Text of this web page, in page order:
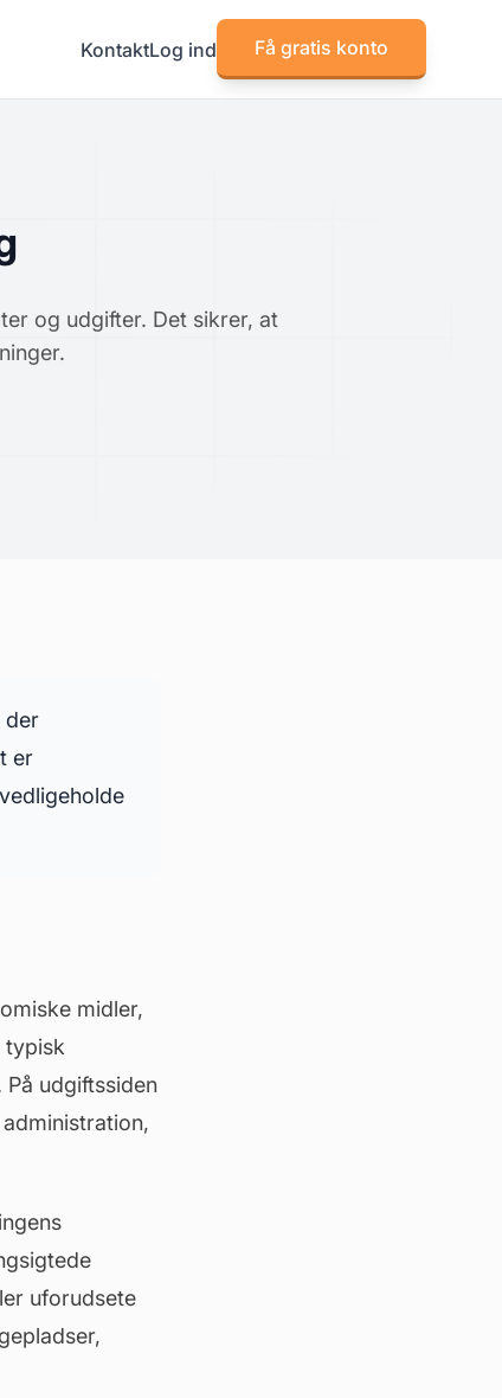
KontaktLog ind Få gratis konto
og udgifter. Det sikrer, at
der
er
midler,
typisk
udgiftssiden
uforudsete